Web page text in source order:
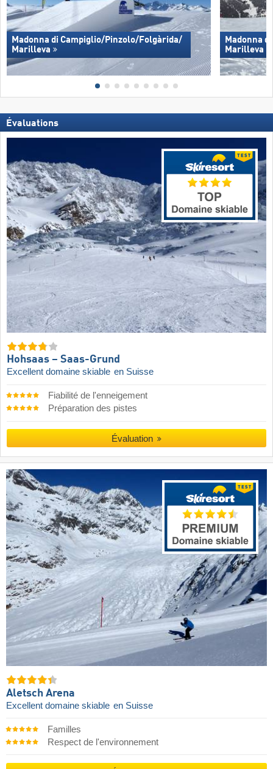
Madonna di Campiglio/​Pinzolo/​Folgàrida/​
Marilleva
Madonna
Marilleva
Évaluations
Hohsaas – Saas-Grund
Excellent domaine skiable en Suisse
Fiabilité de l'enneigement
Préparation des pistes
Évaluation
Aletsch Arena
Excellent domaine skiable en Suisse
Familles
Respect de l'environnement